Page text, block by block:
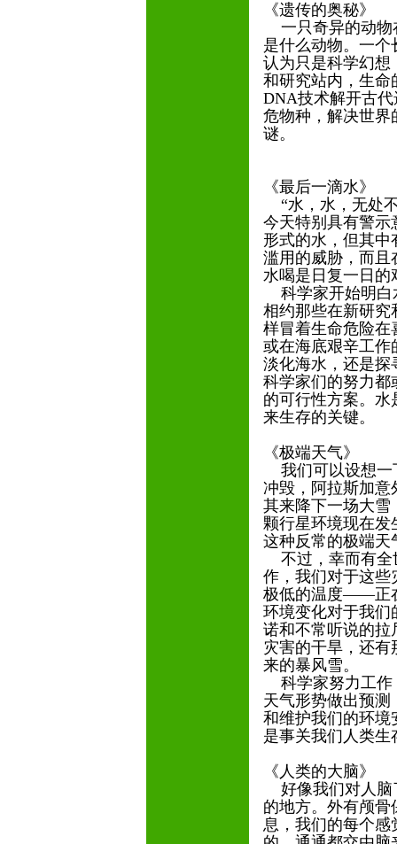
《遗传的奥秘》
一只奇异的动物
是什么动物。一
认为只是科学幻想
和研究站内，生命
DNA技术解开古
危物种，解决世界
谜。
《最后一滴水》
“水，水，无处
今天特别具有警示
形式的水，但其
滥用的威胁，而且
水喝是日复一日
科学家开始明白
相约那些在新研究
样冒着生命危险在
或在海底艰辛工作
淡化海水，还是探
科学家们的努力都
的可行性方案。
来生存的关键。
《极端天气》
我们可以设想一
冲毁，阿拉斯加意
其来降下一场大
颗行星环境现在发
这种反常的极端
不过，幸而有全
作，我们对于这
极低的温度——正
环境变化对于我们
诺和不常听说的拉
灾害的干旱，还
来的暴风雪。
科学家努力工作
天气形势做出预
和维护我们的环境
是事关我们人类
《人类的大脑》
好像我们对人脑
的地方。外有颅
息，我们的每个感